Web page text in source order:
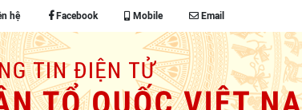
hệ Facebook Mobile Email